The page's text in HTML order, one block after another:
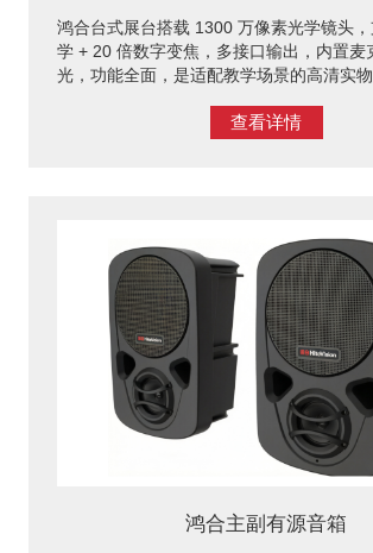
鸿合台式展台搭载 1300 万像素光学镜头
学 + 20 倍数字变焦，多接口输出，内置麦
光，功能全面，是适配教学场景的高清实物
查看详情
鸿合主副有源音箱